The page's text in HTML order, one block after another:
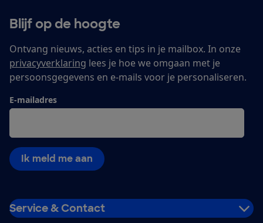
Blijf op de hoogte
Ontvang nieuws, acties en tips in je mailbox. In onze
privacyverklaring lees je hoe we omgaan met je
persoonsgegevens en e-mails voor je personaliseren.
E-mailadres
Ik meld me aan
Service & Contact